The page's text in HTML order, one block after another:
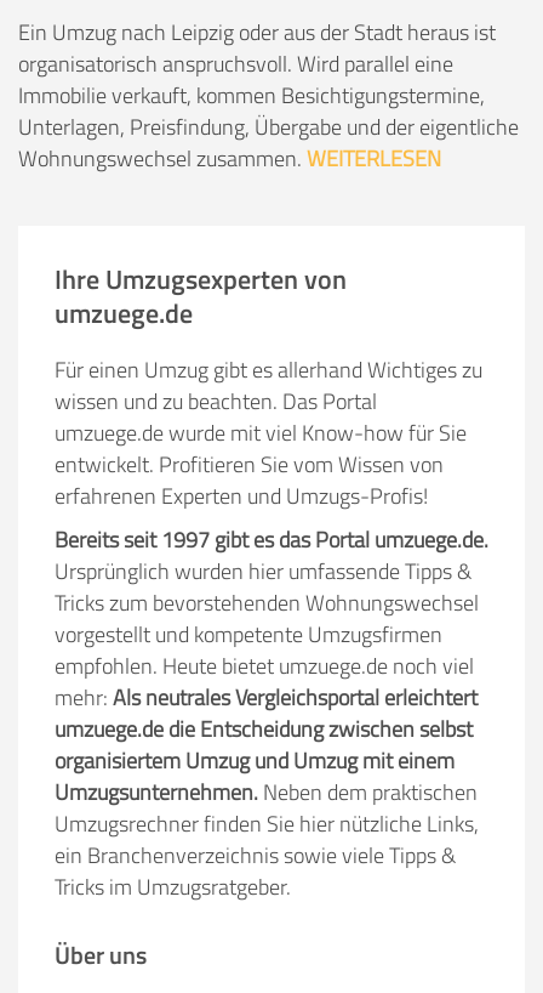
Ein Umzug nach Leipzig oder aus der Stadt heraus ist
organisatorisch anspruchsvoll. Wird parallel eine
Immobilie verkauft, kommen Besichtigungstermine,
Unterlagen, Preisfindung, Übergabe und der eigentliche
Wohnungswechsel zusammen.WEITERLESEN
Ihre Umzugsexperten von
umzuege.de
Für einen Umzug gibt es allerhand Wichtiges zu
wissen und zu beachten. Das Portal
umzuege.de wurde mit viel Know-how für Sie
entwickelt. Profitieren Sie vom Wissen von
erfahrenen Experten und Umzugs-Profis!
Bereits seit 1997 gibt es das Portal umzuege.de.
Ursprünglich wurden hier umfassende Tipps &
Tricks zum bevorstehenden Wohnungswechsel
vorgestellt und kompetente Umzugsfirmen
empfohlen. Heute bietet umzuege.de noch viel
mehr:Als neutrales Vergleichsportal erleichtert
umzuege.de die Entscheidung zwischen selbst
organisiertem Umzug und Umzug mit einem
Umzugsunternehmen.Neben dem praktischen
Umzugsrechner finden Sie hier nützliche Links,
ein Branchenverzeichnis sowie viele Tipps &
Tricks im Umzugsratgeber.
Über uns